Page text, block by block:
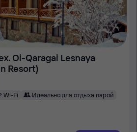
Oi-Qaragai Lesnaya
Resort)
Wi-Fi Идеально для отдыха парой